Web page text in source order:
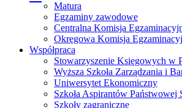
Matura
Egzaminy zawodowe
Centralna Komisja
Okręgowa Komisja
Współpraca
Stowarzyszenie Księgowych w
Wyższa Szkoła Zarządzania i
Uniwersytet Ekonomiczny
Szkoła Aspirantów Państwowej
Szkoły zagraniczne